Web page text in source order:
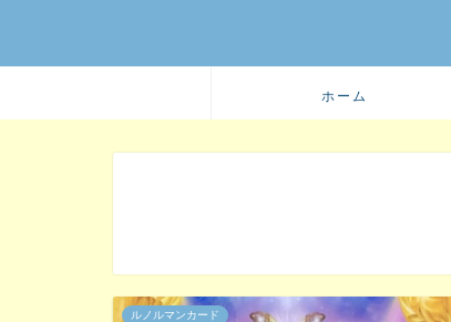
ホーム
ルノルマンカード